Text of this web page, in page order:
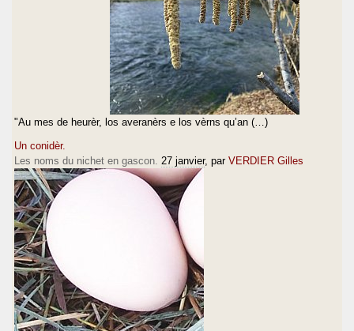
"Au mes de heurèr, los averanèrs e los vèrns qu’an (…)
Un conidèr.
Les noms du nichet en gascon. 27 janvier, par VERDIER Gilles